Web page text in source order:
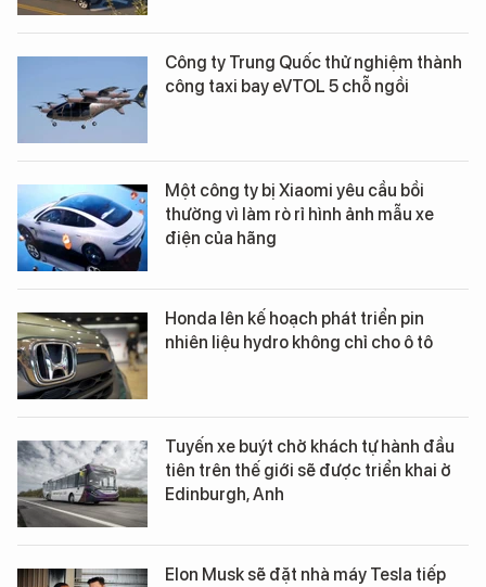
Công ty Trung Quốc thử nghiệm thành
công taxi bay eVTOL 5 chỗ ngồi
Một công ty bị Xiaomi yêu cầu bồi
thường vì làm rò rỉ hình ảnh mẫu xe
điện của hãng
Honda lên kế hoạch phát triển pin
nhiên liệu hydro không chỉ cho ô tô
Tuyến xe buýt chở khách tự hành đầu
tiên trên thế giới sẽ được triển khai ở
Edinburgh, Anh
Elon Musk sẽ đặt nhà máy Tesla tiếp